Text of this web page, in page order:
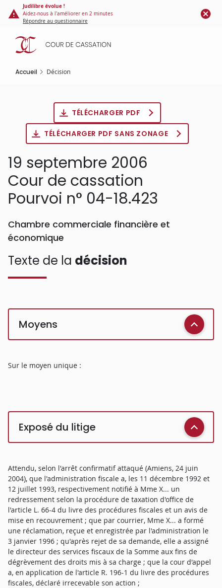
Panneau de gestion des cookies
contenu
principal
Judilibre évolue !
Aidez-nous à l'améliorer en 2 minutes
Répondre au questionnaire
Accueil Décision
TÉLÉCHARGER PDF
TÉLÉCHARGER PDF SANS ZONAGE
19 septembre 2006
Cour de cassation
Pourvoi n° 04-18.423
Chambre commerciale financière et
économique
Texte de la décision
Moyens
Sur le moyen unique :
Exposé du litige
Attendu, selon l'arrêt confirmatif attaqué (Amiens, 24 juin
2004), que l'administration fiscale a, les 11 décembre 1992 et
12 juillet 1993, respectivement notifié à Mme X... un
redressement selon la procédure de taxation d'office de
l'article L. 66-4 du livre des procédures fiscales et un avis de
mise en recouvrement ; que par courrier, Mme X... a formé
une réclamation, reçue et enregistrée par l'administration le
3 janvier 1996 ; qu'après rejet de sa demande, elle a assigné
le directeur des services fiscaux de la Somme aux fins de
dégrèvement des droits mis à sa charge ; que la cour d'appel
a, en application de l'article R. 196-1 du livre des procédures
fiscales, déclaré irrecevable son action ;